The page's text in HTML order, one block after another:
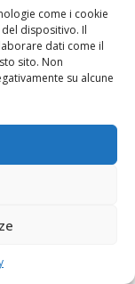
come i cookie
dispositivo. Il
dati come il
sito. Non
su alcune
e